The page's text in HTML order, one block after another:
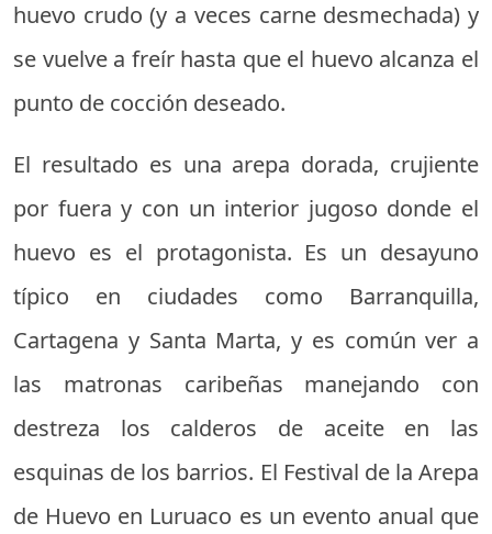
huevo crudo (y a veces carne desmechada) y
se vuelve a freír hasta que el huevo alcanza el
punto de cocción deseado.
El resultado es una arepa dorada, crujiente
por fuera y con un interior jugoso donde el
huevo es el protagonista. Es un desayuno
típico en ciudades como Barranquilla,
Cartagena y Santa Marta, y es común ver a
las matronas caribeñas manejando con
destreza los calderos de aceite en las
esquinas de los barrios. El Festival de la Arepa
de Huevo en Luruaco es un evento anual que